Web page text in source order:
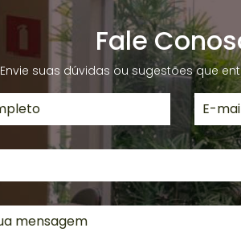
Fale
Envie suas dúvidas ou sugestões que